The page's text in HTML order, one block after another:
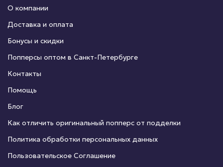
О компании
Доставка и оплата
Бонусы и скидки
Попперсы оптом в Санкт-Петербурге
Контакты
Помощь
Блог
Как отличить оригинальный попперс от подделки
Политика обработки персональных данных
Пользовательское Соглашение